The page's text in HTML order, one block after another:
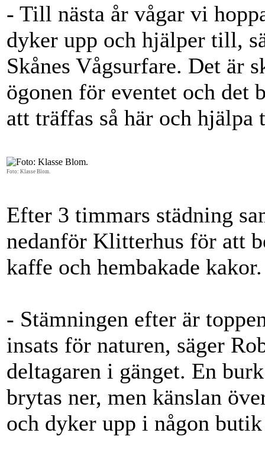
- Till nästa år vågar vi
dyker upp och hjälper till,
Skånes Vågsurfare. Det är
ögonen för eventet och
att träffas så här och hjälpa
Foto: Klasse Blom.
Efter 3 timmars städning
nedanför Klitterhus för att
kaffe och hembakade kakor.
- Stämningen efter är
insats för naturen, säger
deltagaren i gänget. En
brytas ner, men känslan
och dyker upp i någon